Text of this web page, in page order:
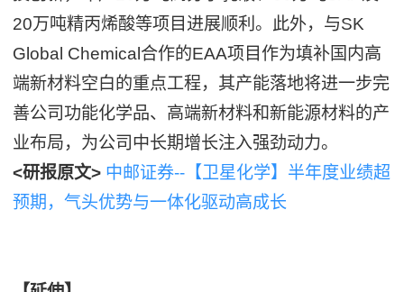
20万吨精丙烯酸等项目进展顺利。此外，与SK
Global Chemical合作的EAA项目作为填补国内高
端新材料空白的重点工程，其产能落地将进一步完
善公司功能化学品、高端新材料和新能源材料的产
业布局，为公司中长期增长注入强劲动力。
<研报原文> 中邮证券--【卫星化学】半年度业绩超
预期，气头优势与一体化驱动高成长